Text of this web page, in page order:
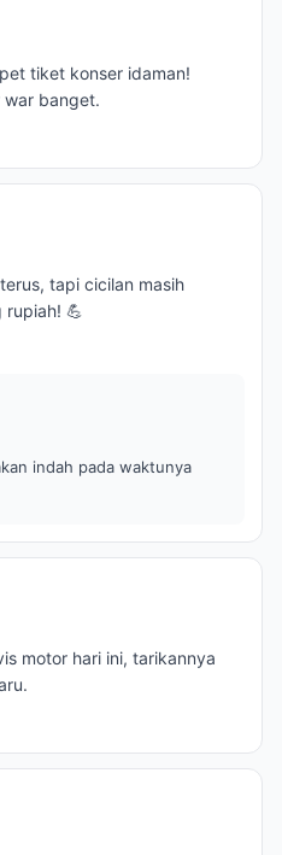
tiket konser idaman!
war banget.
tapi cicilan masih
rupiah! 💪
indah pada waktunya
motor hari ini, tarikannya